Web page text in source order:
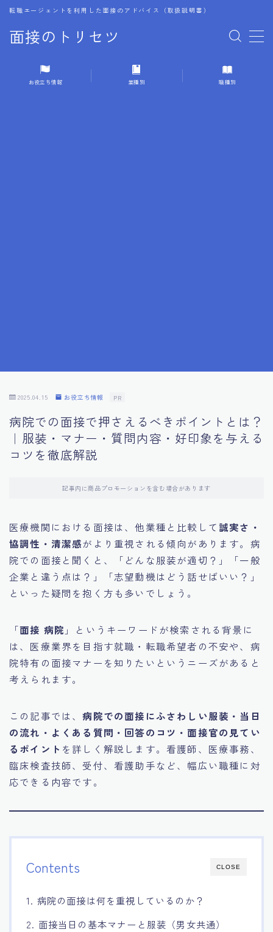
面接のトリセツ
転職エージェントを利用した面接のアドバイス（取扱説明書）
MENU
1.成功する面接戦略
10.フィードバックを活用する方法
11.オンライン面接の成功への鍵
12.転職先企業の文化を深く理解する
14.キャリアアップのための面接戦略
15.職場適応力をアピールする方法
16.エージェントと良好な関係を築く方法
17.面接でブランクを効果的に伝える方法
18.転職後の職場に適応するためのヒント
お役立ち情報 業種別 職種別
2025.04.15 お役立ち情報 PR
病院での面接で押さえるべきポイントとは？
｜服装・マナー・質問内容・好印象を与える
コツを徹底解説
記事内に商品プロモーションを含む場合があります
医療機関における面接は、他業種と比較して誠実さ・
協調性・清潔感がより重視される傾向があります。病
院での面接と聞くと、「どんな服装が適切？」「一般
企業と違う点は？」「志望動機はどう話せばいい？」
といった疑問を抱く方も多いでしょう。
「面接 病院 」というキーワードが検索される背景に
は、医療業界を目指す就職・転職希望者の不安や、病
院特有の面接マナーを知りたいというニーズがあると
考えられます。
この記事では、病院での面接にふさわしい服装・当日
の流れ・よくある質問・回答のコツ・面接官の見てい
るポイント を詳しく解説します。看護師、医療事務、
臨床検査技師、受付、看護助手など、幅広い職種に対
応できる内容です。
CLOSE
Contents
1. 病院の面接は何を重視しているのか？
2. 面接当日の基本マナーと服装（男女共通）